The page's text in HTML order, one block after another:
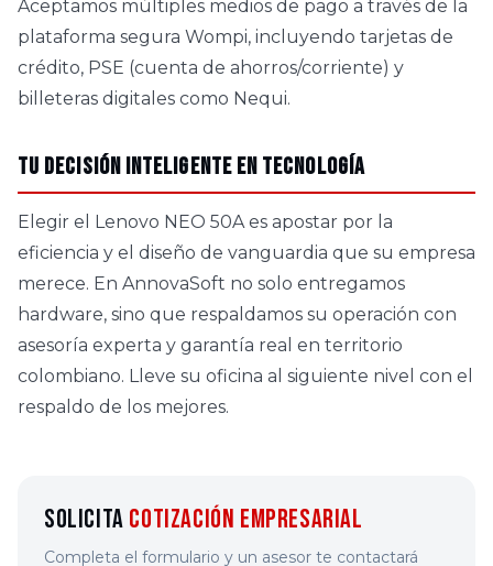
Aceptamos múltiples medios de pago a través de la
plataforma segura Wompi, incluyendo tarjetas de
crédito, PSE (cuenta de ahorros/corriente) y
billeteras digitales como Nequi.
Tu decisión inteligente en tecnología
Elegir el Lenovo NEO 50A es apostar por la
eficiencia y el diseño de vanguardia que su empresa
merece. En AnnovaSoft no solo entregamos
hardware, sino que respaldamos su operación con
asesoría experta y garantía real en territorio
colombiano. Lleve su oficina al siguiente nivel con el
respaldo de los mejores.
Solicita Cotización Empresarial
Completa el formulario y un asesor te contactará